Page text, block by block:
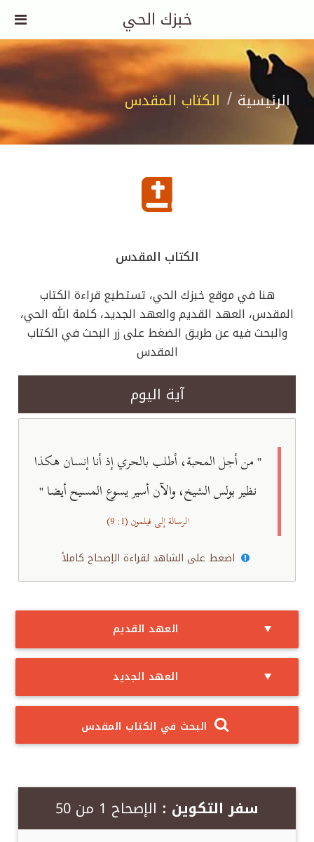
خبزك الحي
الرئيسية الكتاب المقدس
الكتاب المقدس
هنا في موقع خبزك الحي، تستطيع قراءة الكتاب
المقدس، العهد القديم والعهد الجديد، كلمة الله الحي،
والبحث فيه عن طريق الضغط على زر البحث في الكتاب
المقدس
آية اليوم
" من أجل المحبة، أطلب بالحري­ إذ أنا إنسان هكذا
نظير بولس الشيخ، والآن أسير يسوع المسيح أيضا ­"
الرسالة إلى فيلمون (1: 9)
اضغط على الشاهد لقراءة الإصحاح كاملاً
العهد القديم
العهد الجديد
سفر التكوين : الإصحاح 1 من 50